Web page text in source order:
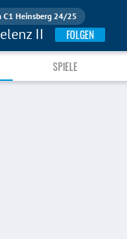
C1 Heinsberg 24/25
II FOLGEN
SPIELE